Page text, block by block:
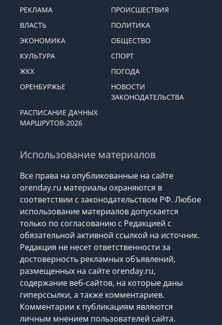
РЕКЛАМА
ПРОИСШЕСТВИЯ
ВЛАСТЬ
ПОЛИТИКА
ЭКОНОМИКА
ОБЩЕСТВО
КУЛЬТУРА
СПОРТ
ЖКХ
ПОГОДА
ОРЕНБУРЖЬЕ
НОВОСТИ
ЗАКОНОДАТЕЛЬСТВА
РАСПИСАНИЕ ДАЧНЫХ
МАРШРУТОВ-2026
Использование материалов
Все права на опубликованные на сайте
orenday.ru материалы охраняются в
соответствии с законодательством РФ. Любое
использование материалов допускается
только по согласованию с Редакцией с
обязательной активной ссылкой на источник.
Редакция не несет ответственности за
достоверность рекламных объявлений,
размещенных на сайте orenday.ru,
содержание веб-сайтов, на которые даны
гиперссылки, а также комментариев.
Комментарии к публикациям являются
личным мнением пользователей сайта.